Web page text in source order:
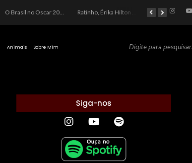
O Brasil no Oscar 2026: Entre a Cota do Politicamente Correto e a Realidade das Telas Ratinho, Érika Hilton e a Farsa Política: Quem Ganha com o Barulho no País de Bobson?
Animais Sobre Mim
Siga-nos